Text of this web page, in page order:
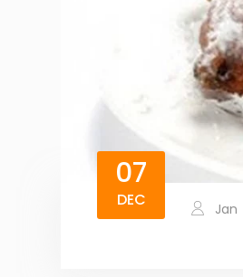
07
DEC Jan